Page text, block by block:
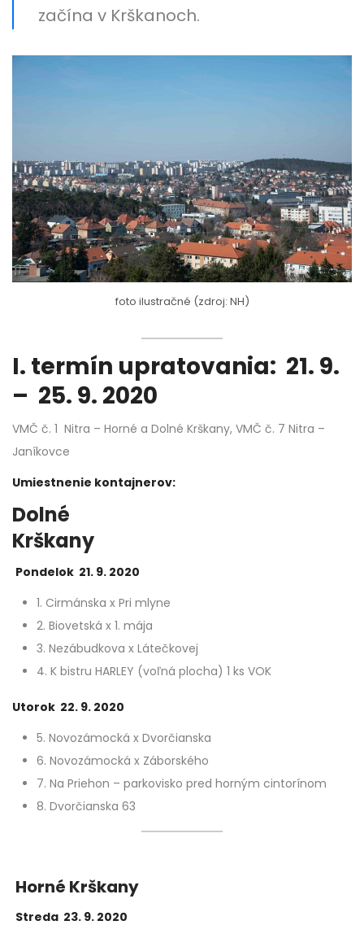
začína v Krškanoch.
foto ilustračné (zdroj: NH)
I. termín upratovania: 21. 9.
– 25. 9. 2020
VMČ č. 1 Nitra – Horné a Dolné Krškany, VMČ č. 7 Nitra –
Janíkovce
Umiestnenie kontajnerov:
Dolné
Krškany
Pondelok 21. 9. 2020
1. Cirmánska x Pri mlyne
2. Biovetská x 1. mája
3. Nezábudkova x Látečkovej
4. K bistru HARLEY (voľná plocha) 1 ks VOK
Utorok 22. 9. 2020
5. Novozámocká x Dvorčianska
6. Novozámocká x Záborského
7. Na Priehon – parkovisko pred horným cintorínom
8. Dvorčianska 63
Horné Krškany
Streda 23. 9. 2020